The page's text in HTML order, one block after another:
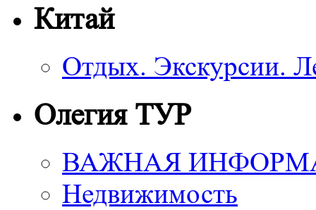
Китай
Отдых. Экскурсии.
Олегия ТУР
ВАЖНАЯ
Недвижимость